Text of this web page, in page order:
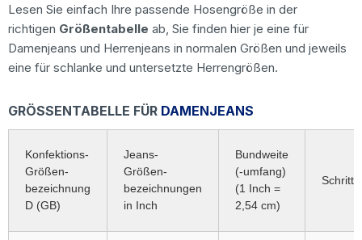
Lesen Sie einfach Ihre passende Hosengröße in der
richtigen Größentabelle ab, Sie finden hier je eine für
Damenjeans und Herrenjeans in normalen Größen und jeweils
eine für schlanke und untersetzte Herrengrößen.
GRÖSSENTABELLE FÜR DAMENJEANS
Konfektions-
Größen-
bezeichnung
D (GB)
Jeans-
Größen-
bezeichnungen
in Inch
Bundweite
(-umfang)
(1 Inch =
2,54 cm)